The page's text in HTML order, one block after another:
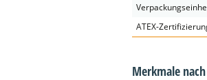
ATEX-
Merkmale nach